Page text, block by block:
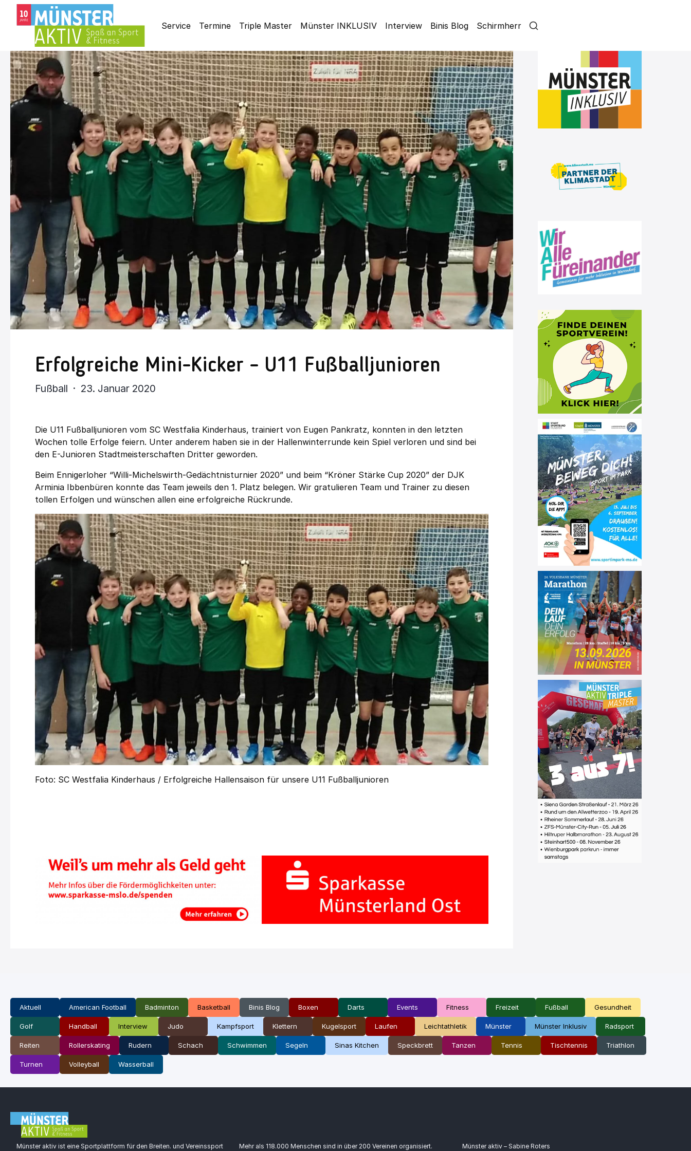
Service Termine Triple Master Münster INKLUSIV Interview Binis Blog Schirmherr
Erfolgreiche Mini-Kicker – U11 Fußballjunioren
Fußball · 23. Januar 2020
Die U11 Fußballjunioren vom SC Westfalia Kinderhaus, trainiert von Eugen Pankratz, konnten in den letzten
Wochen tolle Erfolge feiern. Unter anderem haben sie in der Hallenwinterrunde kein Spiel verloren und sind bei
den E-Junioren Stadtmeisterschaften Dritter geworden.
Beim Ennigerloher “Willi-Michelswirth-Gedächtnisturnier 2020” und beim “Kröner Stärke Cup 2020” der DJK
Arminia Ibbenbüren konnte das Team jeweils den 1. Platz belegen. Wir gratulieren Team und Trainer zu diesen
tollen Erfolgen und wünschen allen eine erfolgreiche Rückrunde.
Foto: SC Westfalia Kinderhaus / Erfolgreiche Hallensaison für unsere U11 Fußballjunioren
Aktuell American Football Badminton Basketball Binis Blog Boxen Darts Events Fitness Freizeit Fußball Gesundheit
Golf Handball Interview Judo Kampfsport Klettern Kugelsport Laufen Leichtathletik Münster Münster Inklusiv Radsport
Reiten Rollerskating Rudern Schach Schwimmen Segeln Sinas Kitchen Speckbrett Tanzen Tennis Tischtennis Triathlon
Turnen Volleyball Wasserball
Münster aktiv ist eine Sportplattform für den Breiten. und Vereinssport Mehr als 118.000 Menschen sind in über 200 Vereinen organisiert. Münster aktiv – Sabine Roters